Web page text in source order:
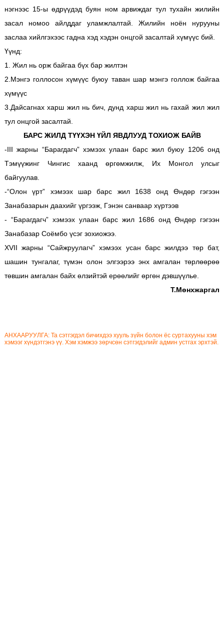
нэгнээс 15-ы өдрүүдэд буян ном арвиждаг тул тухайн жилийн
засал номоо айлддаг уламжлалтай. Жилийн ноён нурууны
заслаа хийлгэхээс гадна хэд хэдэн онцгой засалтай хүмүүс бий.
Үүнд:
1. Жил нь орж байгаа бүх бар жилтэн
2.Мэнгэ голлосон хүмүүс буюу таван шар мэнгэ голлож байгаа
хүмүүс
3.Дайсагнах харш жил нь бич, дунд харш жил нь гахай жил жил
тул онцгой засалтай.
БАРС ЖИЛД ТҮҮХЭН ҮЙЛ ЯВДЛУУД ТОХИОЖ БАЙВ
-III жарны “Барагдагч” хэмээх улаан барс жил буюу 1206 онд
Тэмүүжинг Чингис хаанд өргөмжилж, Их Монгол улсыг
байгуулав.
-“Олон үрт” хэмээх шар барс жил 1638 онд Өндөр гэгээн
Занабазарын даахийг үргээж, Гэнэн санваар хүртээв
- “Барагдагч” хэмээх улаан барс жил 1686 онд Өндөр гэгээн
Занабазар Соёмбо үсэг зохиожээ.
XVII жарны “Сайжруулагч” хэмээх усан барс жилдээ төр бат,
шашин тунгалаг, түмэн олон элгээрээ энх амгалан төрлөөрөө
төвшин амгалан байх өлзийтэй ерөөлийг өргөн дэвшүүлье.
Т.Мөнхжаргал
АНХААРУУЛГА: Та сэтгэгдэл бичихдээ хууль зүйн болон ёс суртахууны хэм
хэмээг хүндэтгэнэ үү. Хэм хэмжээ зөрчсөн сэтгэгдэлийг админ устгах эрхтэй.